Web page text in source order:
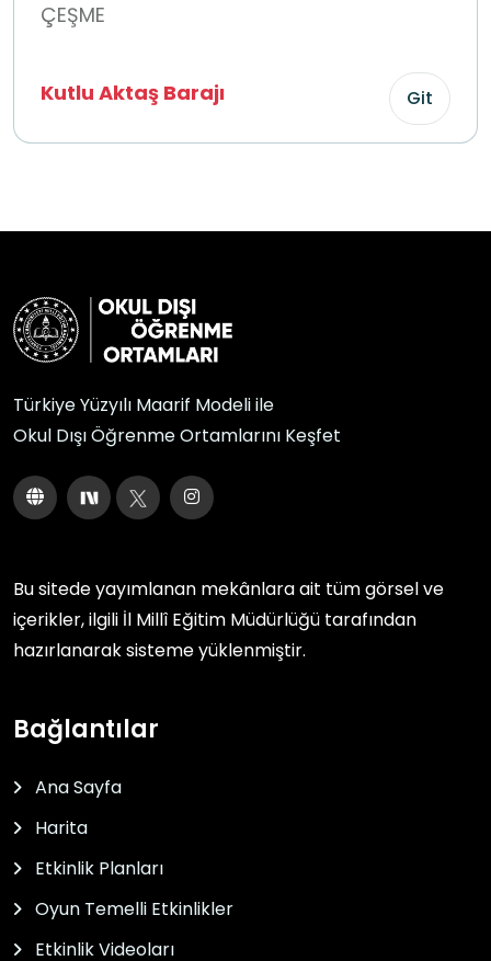
ÇEŞME
Kutlu Aktaş Barajı Git
Türkiye Yüzyılı Maarif Modeli ile
Okul Dışı Öğrenme Ortamlarını Keşfet
Bu sitede yayımlanan mekânlara ait tüm görsel ve
içerikler, ilgili İl Millî Eğitim Müdürlüğü tarafından
hazırlanarak sisteme yüklenmiştir.
Bağlantılar
Ana Sayfa
Harita
Etkinlik Planları
Oyun Temelli Etkinlikler
Etkinlik Videoları